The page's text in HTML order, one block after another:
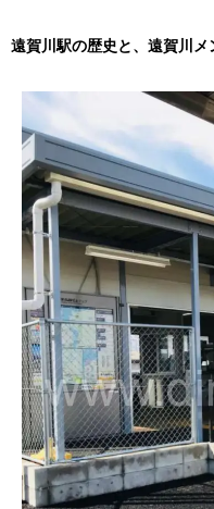
遠賀川駅の歴史と、遠賀川